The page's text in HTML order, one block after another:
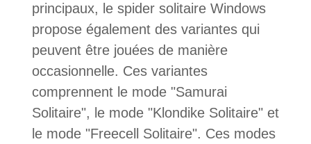
principaux, le spider solitaire Windows
propose également des variantes qui
peuvent être jouées de manière
occasionnelle. Ces variantes
comprennent le mode "Samurai
Solitaire", le mode "Klondike Solitaire" et
le mode "Freecell Solitaire". Ces modes